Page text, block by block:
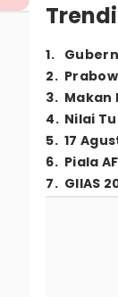
1.
2.
3. Makan
4. Nilai
5. 17
6. Piala
7. GIIAS